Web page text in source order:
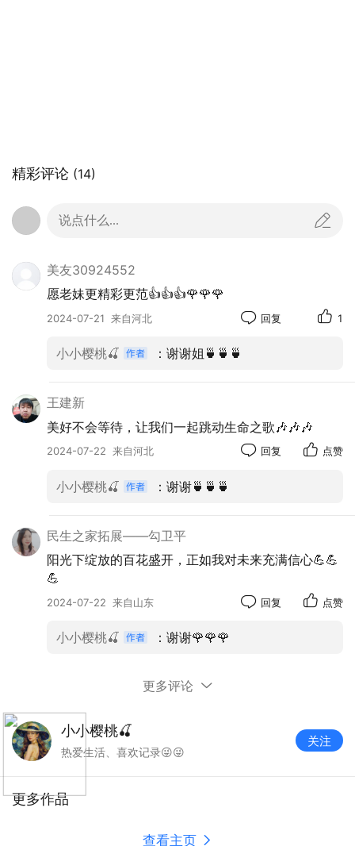
演唱会的艺术家们
精彩评论 (14)
说点什么...
美友30924552
愿老妹更精彩更范👍👍👍🌹🌹🌹
2024-07-21 来自河北 回复 1
小小樱桃🍒 ：谢谢姐🍵🍵🍵
王建新
美好不会等待，让我们一起跳动生命之歌🎶🎶🎶
2024-07-22 来自河北 回复 点赞
小小樱桃🍒 ：谢谢🍵🍵🍵
民生之家拓展——勾卫平
阳光下绽放的百花盛开，正如我对未来充满信心💪💪
💪
2024-07-22 来自山东 回复 点赞
小小樱桃🍒 ：谢谢🌹🌹🌹
更多评论
小小樱桃🍒
热爱生活、喜欢记录😜😜
关注
更多作品
查看主页